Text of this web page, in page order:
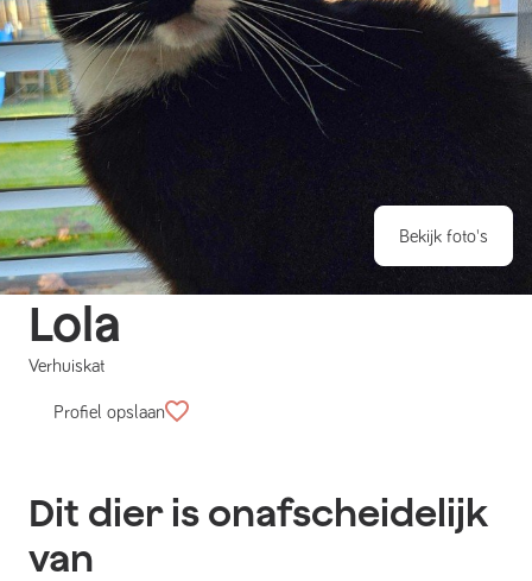
Bekijk foto's
Lola
Verhuiskat
Profiel opslaan
Dit dier is onafscheidelijk
van